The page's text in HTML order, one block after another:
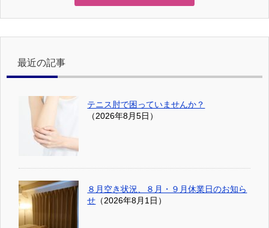
最近の記事
テニス肘で困っていませんか？
（2026年8月5日）
８月空き状況、８月・９月休業日のお知ら
せ （2026年8月1日）